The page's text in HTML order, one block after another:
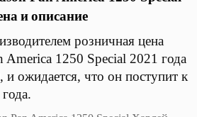
и описание
розничная цена
America 1250 Special 2021 года
и ожидается, что он поступит к